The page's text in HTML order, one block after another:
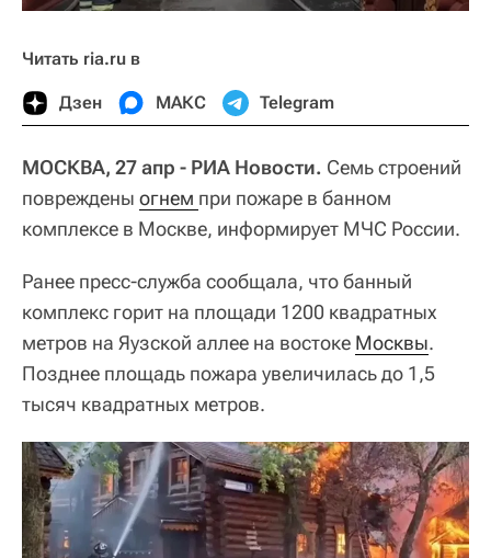
Читать ria.ru в
Дзен МАКС Telegram
МОСКВА, 27 апр - РИА Новости. Семь строений
повреждены огнем при пожаре в банном
комплексе в Москве, информирует МЧС России.
Ранее пресс-служба сообщала, что банный
комплекс горит на площади 1200 квадратных
метров на Яузской аллее на востоке Москвы.
Позднее площадь пожара увеличилась до 1,5
тысяч квадратных метров.